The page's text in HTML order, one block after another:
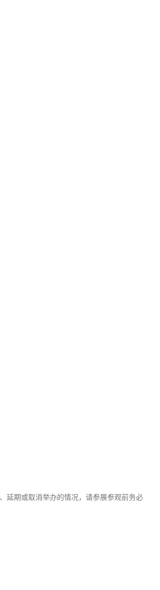
延期或取消举办的情况，请参展参观前务必